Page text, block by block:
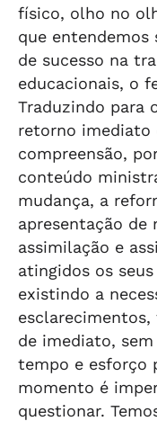
físico, olho no
que entendemos
de sucesso na
educacionais, o
Traduzindo para
retorno imediato
compreensão,
conteúdo
mudança, a
apresentação de
assimilação e
atingidos os
existindo a
esclarecimentos,
de imediato,
tempo e esforço
momento é
questionar.